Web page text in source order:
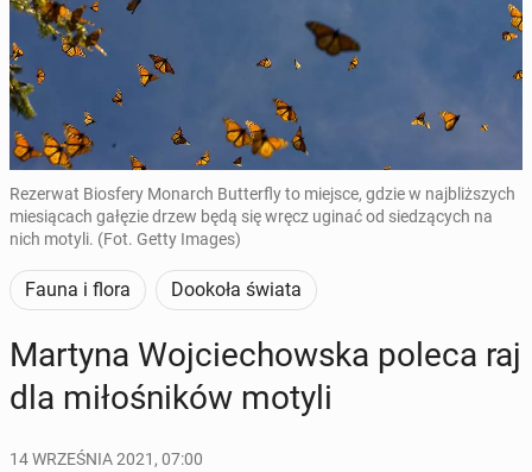
Rezerwat Biosfery Monarch Butterfly to miejsce, gdzie w najbliższych
miesiącach gałęzie drzew będą się wręcz uginać od siedzących na
nich motyli. (Fot. Getty Images)
Fauna i flora Dookoła świata
Martyna Woj­cie­chow­ska poleca raj
dla mi­ło­śni­ków motyli
14 WRZEŚNIA 2021, 07:00